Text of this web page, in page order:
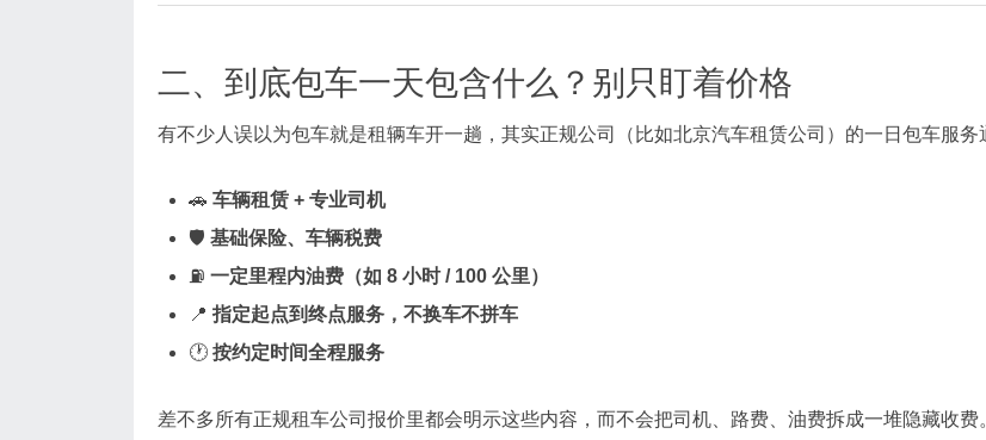
二、到底包车一天包含什么？别只盯着价格
有不少人误以为包车就是租辆车开一趟，其实正规公司（比如北京汽车租赁公司）的一日包车服务
🚗 车辆租赁 + 专业司机
🛡️ 基础保险、车辆税费
⛽ 一定里程内油费（如 8 小时 / 100 公里）
📍 指定起点到终点服务，不换车不拼车
🕐 按约定时间全程服务
差不多所有正规租车公司报价里都会明示这些内容，而不会把司机、路费、油费拆成一堆隐藏收